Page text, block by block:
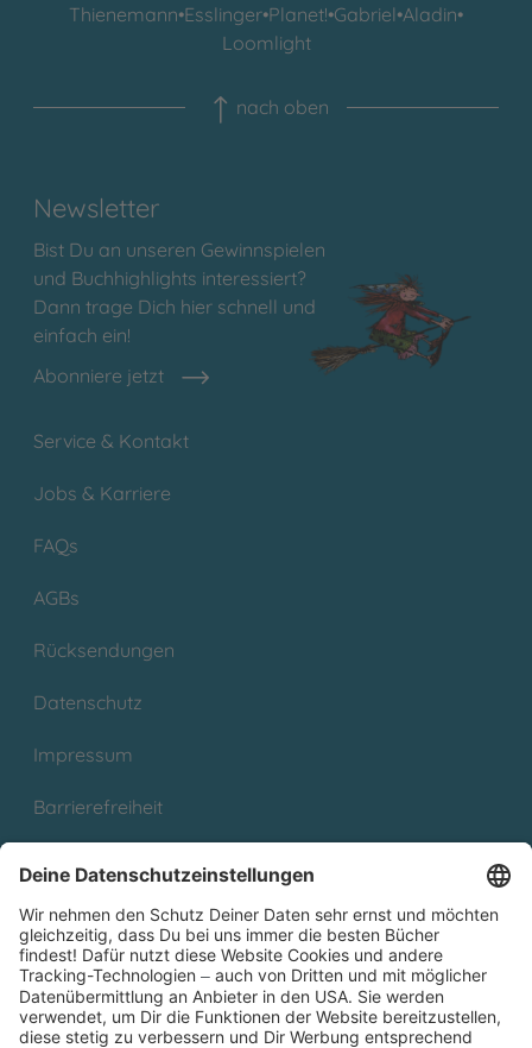
Thienemann•Esslinger•Planet!•Gabriel•Aladin•
Loomlight
nach oben
Newsletter
Bist Du an unseren Gewinnspielen
und Buchhighlights interessiert?
Dann trage Dich hier schnell und
einfach ein!
Abonniere jetzt
Service & Kontakt
Jobs & Karriere
FAQs
AGBs
Rücksendungen
Datenschutz
Impressum
Barrierefreiheit
Partnerprogramm (Affiliate)
Folge uns auf